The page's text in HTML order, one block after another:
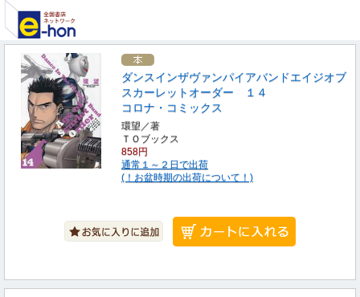
ダンスインザヴァンパイアバンドエイジオブ
スカーレットオーダー １４
コロナ・コミックス
環望／著
ＴＯブックス
858円
通常１～２日で出荷
(！お盆時期の出荷について！)